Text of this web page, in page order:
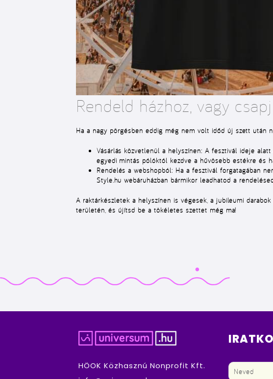
Rendeld házhoz, vagy
Ha a nagy pörgésben eddig még nem volt időd új szett után
Vásárlás közvetlenül a helyszínen: A fesztivál ideje alatt
egyedi mintás pólóktól kezdve a hűvösebb estékre és
Rendelés a webshopból: Ha a fesztivál forgatagában
Style.hu webáruházban bármikor leadhatod a
A raktárkészletek a helyszínen is végesek, a jubileumi
területén, és újítsd be a tökéletes szettet még ma!
HÖOK Közhasznú Nonprofit Kft.